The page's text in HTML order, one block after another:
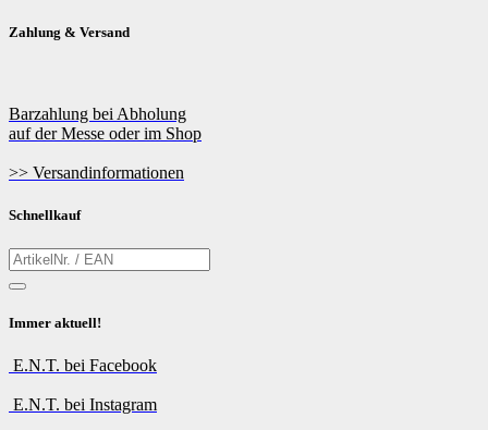
Zahlung & Versand
Barzahlung bei Abholung
auf der Messe oder im Shop
>> Versandinformationen
Schnellkauf
Immer aktuell!
E.N.T. bei Facebook
E.N.T. bei Instagram